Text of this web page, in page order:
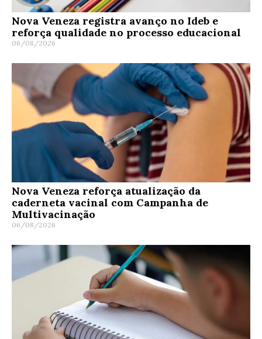
Nova Veneza registra avanço no Ideb e
reforça qualidade no processo educacional
06/08/2026
Nova Veneza reforça atualização da
caderneta vacinal com Campanha de
Multivacinação
06/08/2026